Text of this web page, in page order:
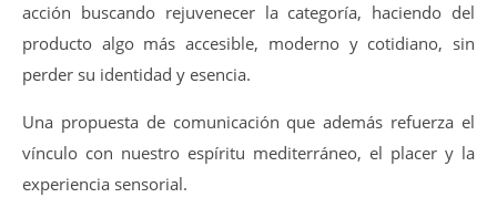
acción buscando rejuvenecer la categoría, haciendo del
producto algo más accesible, moderno y cotidiano, sin
perder su identidad y esencia.
Una propuesta de comunicación que además refuerza el
vínculo con nuestro espíritu mediterráneo, el placer y la
experiencia sensorial.